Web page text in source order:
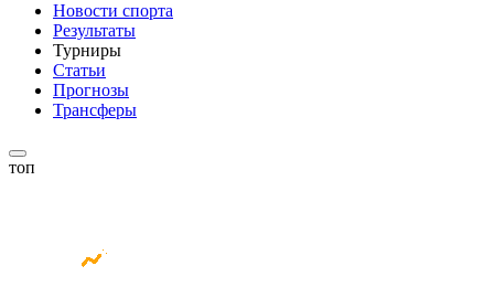
Новости спорта
Результаты
Турниры
Статьи
Прогнозы
Трансферы
топ